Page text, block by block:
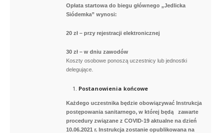
Opłata startowa do biegu głównego „Jedlicka
Siódemka” wynosi:
20 zł – przy rejestracji elektronicznej
30 zł – w dniu zawodów
Koszty osobowe ponoszą uczestnicy lub jednostki
delegujące.
Postanowienia końcowe
Każdego uczestnika będzie obowiązywać Instrukcja
postępowania sanitarnego, w której będą zawarte
procedury związane z COVID-19 aktualne na dzień
10.06.2021 r. Instrukcja zostanie opublikowana na